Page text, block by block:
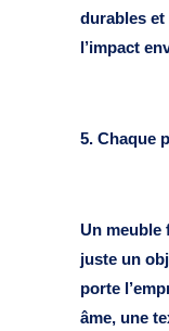
durables
l’impact
5. Chaque
Un meuble
juste un
porte
âme, une